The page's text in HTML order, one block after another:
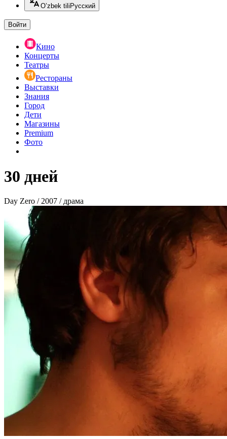
O’zbek tili Русский
Войти
Кино
Концерты
Театры
Рестораны
Выставки
Знания
Город
Дети
Магазины
Premium
Фото
30 дней
Day Zero / 2007 / драма